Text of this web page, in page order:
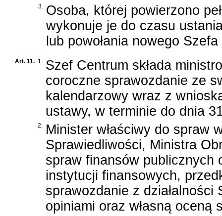
3.
Osoba, której powierzono
wykonuje je do czasu
lub powołania nowego
Art. 11. 1.
Szef Centrum składa
coroczne sprawozdanie ze
kalendarzowy wraz z
ustawy, w terminie do dnia
2.
Minister właściwy do spraw
Sprawiedliwości, Ministra
spraw finansów publicznych
instytucji finansowych,
sprawozdanie z
opiniami oraz własną